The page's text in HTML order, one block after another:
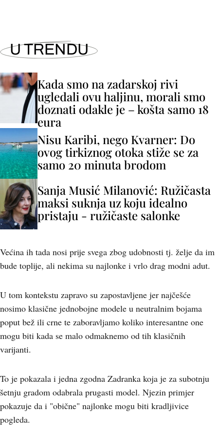
U TRENDU
Kada smo na zadarskoj rivi
ugledali ovu haljinu, morali smo
doznati odakle je – košta samo 18
eura
Nisu Karibi, nego Kvarner: Do
ovog tirkiznog otoka stiže se za
samo 20 minuta brodom
Sanja Musić Milanović: Ružičasta
maksi suknja uz koju idealno
pristaju - ružičaste salonke
Većina ih tada nosi prije svega zbog udobnosti tj. želje da im
bude toplije, ali nekima su najlonke i vrlo drag modni adut.
U tom kontekstu zapravo su zapostavljene jer najčešće
nosimo klasične jednobojne modele u neutralnim bojama
poput bež ili crne te zaboravljamo koliko interesantne one
mogu biti kada se malo odmaknemo od tih klasičnih
varijanti.
To je pokazala i jedna zgodna Zadranka koja je za subotnju
šetnju gradom odabrala prugasti model. Njezin primjer
pokazuje da i "obične" najlonke mogu biti kradljivice
pogleda.